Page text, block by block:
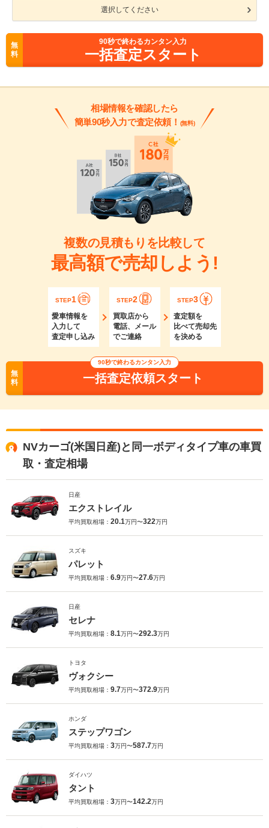
選択してください
無
料
90秒で終わるカンタン入力
一括査定スタート
相場情報を確認したら
簡単90秒入力で査定依頼！ (無料)
複数の見積もりを比較して
最高額で売却しよう!
STEP1
愛車情報を
入力して
査定申し込み
STEP2
買取店から
電話、メール
でご連絡
STEP3
査定額を
比べて売却先
を決める
無
料
90秒で終わるカンタン入力
一括査定依頼スタート
NVカーゴ(米国日産)と同一ボディタイプ車の車買
取・査定相場
日産
エクストレイル
平均買取相場： 20.1万円〜322万円
スズキ
パレット
平均買取相場： 6.9万円〜27.6万円
日産
セレナ
平均買取相場： 8.1万円〜292.3万円
トヨタ
ヴォクシー
平均買取相場： 9.7万円〜372.9万円
ホンダ
ステップワゴン
平均買取相場： 3万円〜587.7万円
ダイハツ
タント
平均買取相場： 3万円〜142.2万円